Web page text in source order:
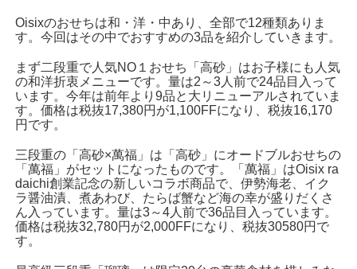
Oisixのおせちは和・洋・中あり、全部で12種類ありま
す。今回はその中でおすすめの3品を紹介していきます。
まず二段重で人気NO１おせち「高砂」はお子様にも人気
の和洋折衷メニューです。量は2～3人前で24品目入って
います。今年は前年より9品と大リニューアルされていま
す。価格は税抜17,380円が1,100FFになり、税抜16,170
円です。
三段重の「高砂×萬福」は「高砂」にオードブルおせちの
「萬福」がセットになったものです。「萬福」はOisix ra
daichi創業記念の新しいコラボ商品で、伊勢海老、イク
ラ醤油漬、煮あわび、たらば蟹など海の幸が盛りだくさ
ん入っています。量は3～4人前で36品目入っています。
価格は税抜32,780円が2,000FFになり、税抜30580円で
す。